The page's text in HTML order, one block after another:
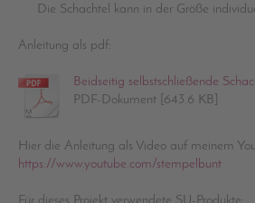
Die Schachtel kann in der Größe
Anleitung als pdf:
Beidseitig selbstschließende
PDF-Dokument [643.6 KB]
Hier die Anleitung als Video auf meinem
https://www.youtube.com/stempelbunt